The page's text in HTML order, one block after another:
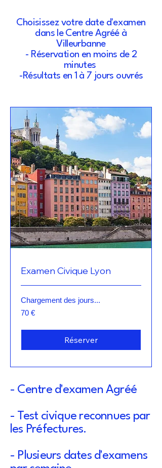
Choisissez votre date d'examen
dans le Centre Agréé à
Villeurbanne
- Réservation en moins de 2
minutes
-Résultats en 1 à 7 jours ouvrés
Examen Civique Lyon
Chargement des jours...
70
euros
70 €
Réserver
- Centre d'examen Agréé
- Test civique reconnues par
les Préfectures.
- Plusieurs dates d'examens